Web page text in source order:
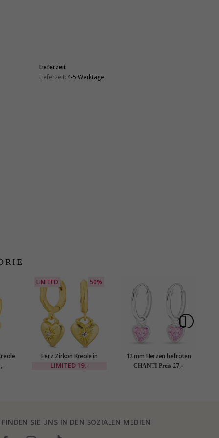
Lieferzeit
Lieferzeit: 4-5 Werktage
-
LIMITED 50%
Herz Zirkon Kreole in
vergoldetes Messing - Eliné
LIMITED 19,-
12 mm Herzen hellroten
Bergkristall Kreole in Silber
CHANTI Preis 27,-
FINDEN SIE UNS IN DEN SOZIALEN MEDIEN